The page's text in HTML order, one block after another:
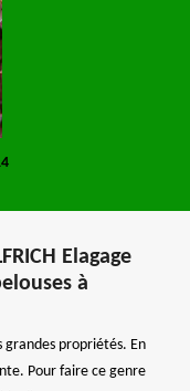
Elagage
à
grandes propriétés. En
Pour faire ce genre